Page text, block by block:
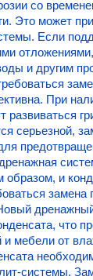
со
Это может
Если
и другим
При
развиваться
серьезной,
и
замена
что
мебели от
системы.